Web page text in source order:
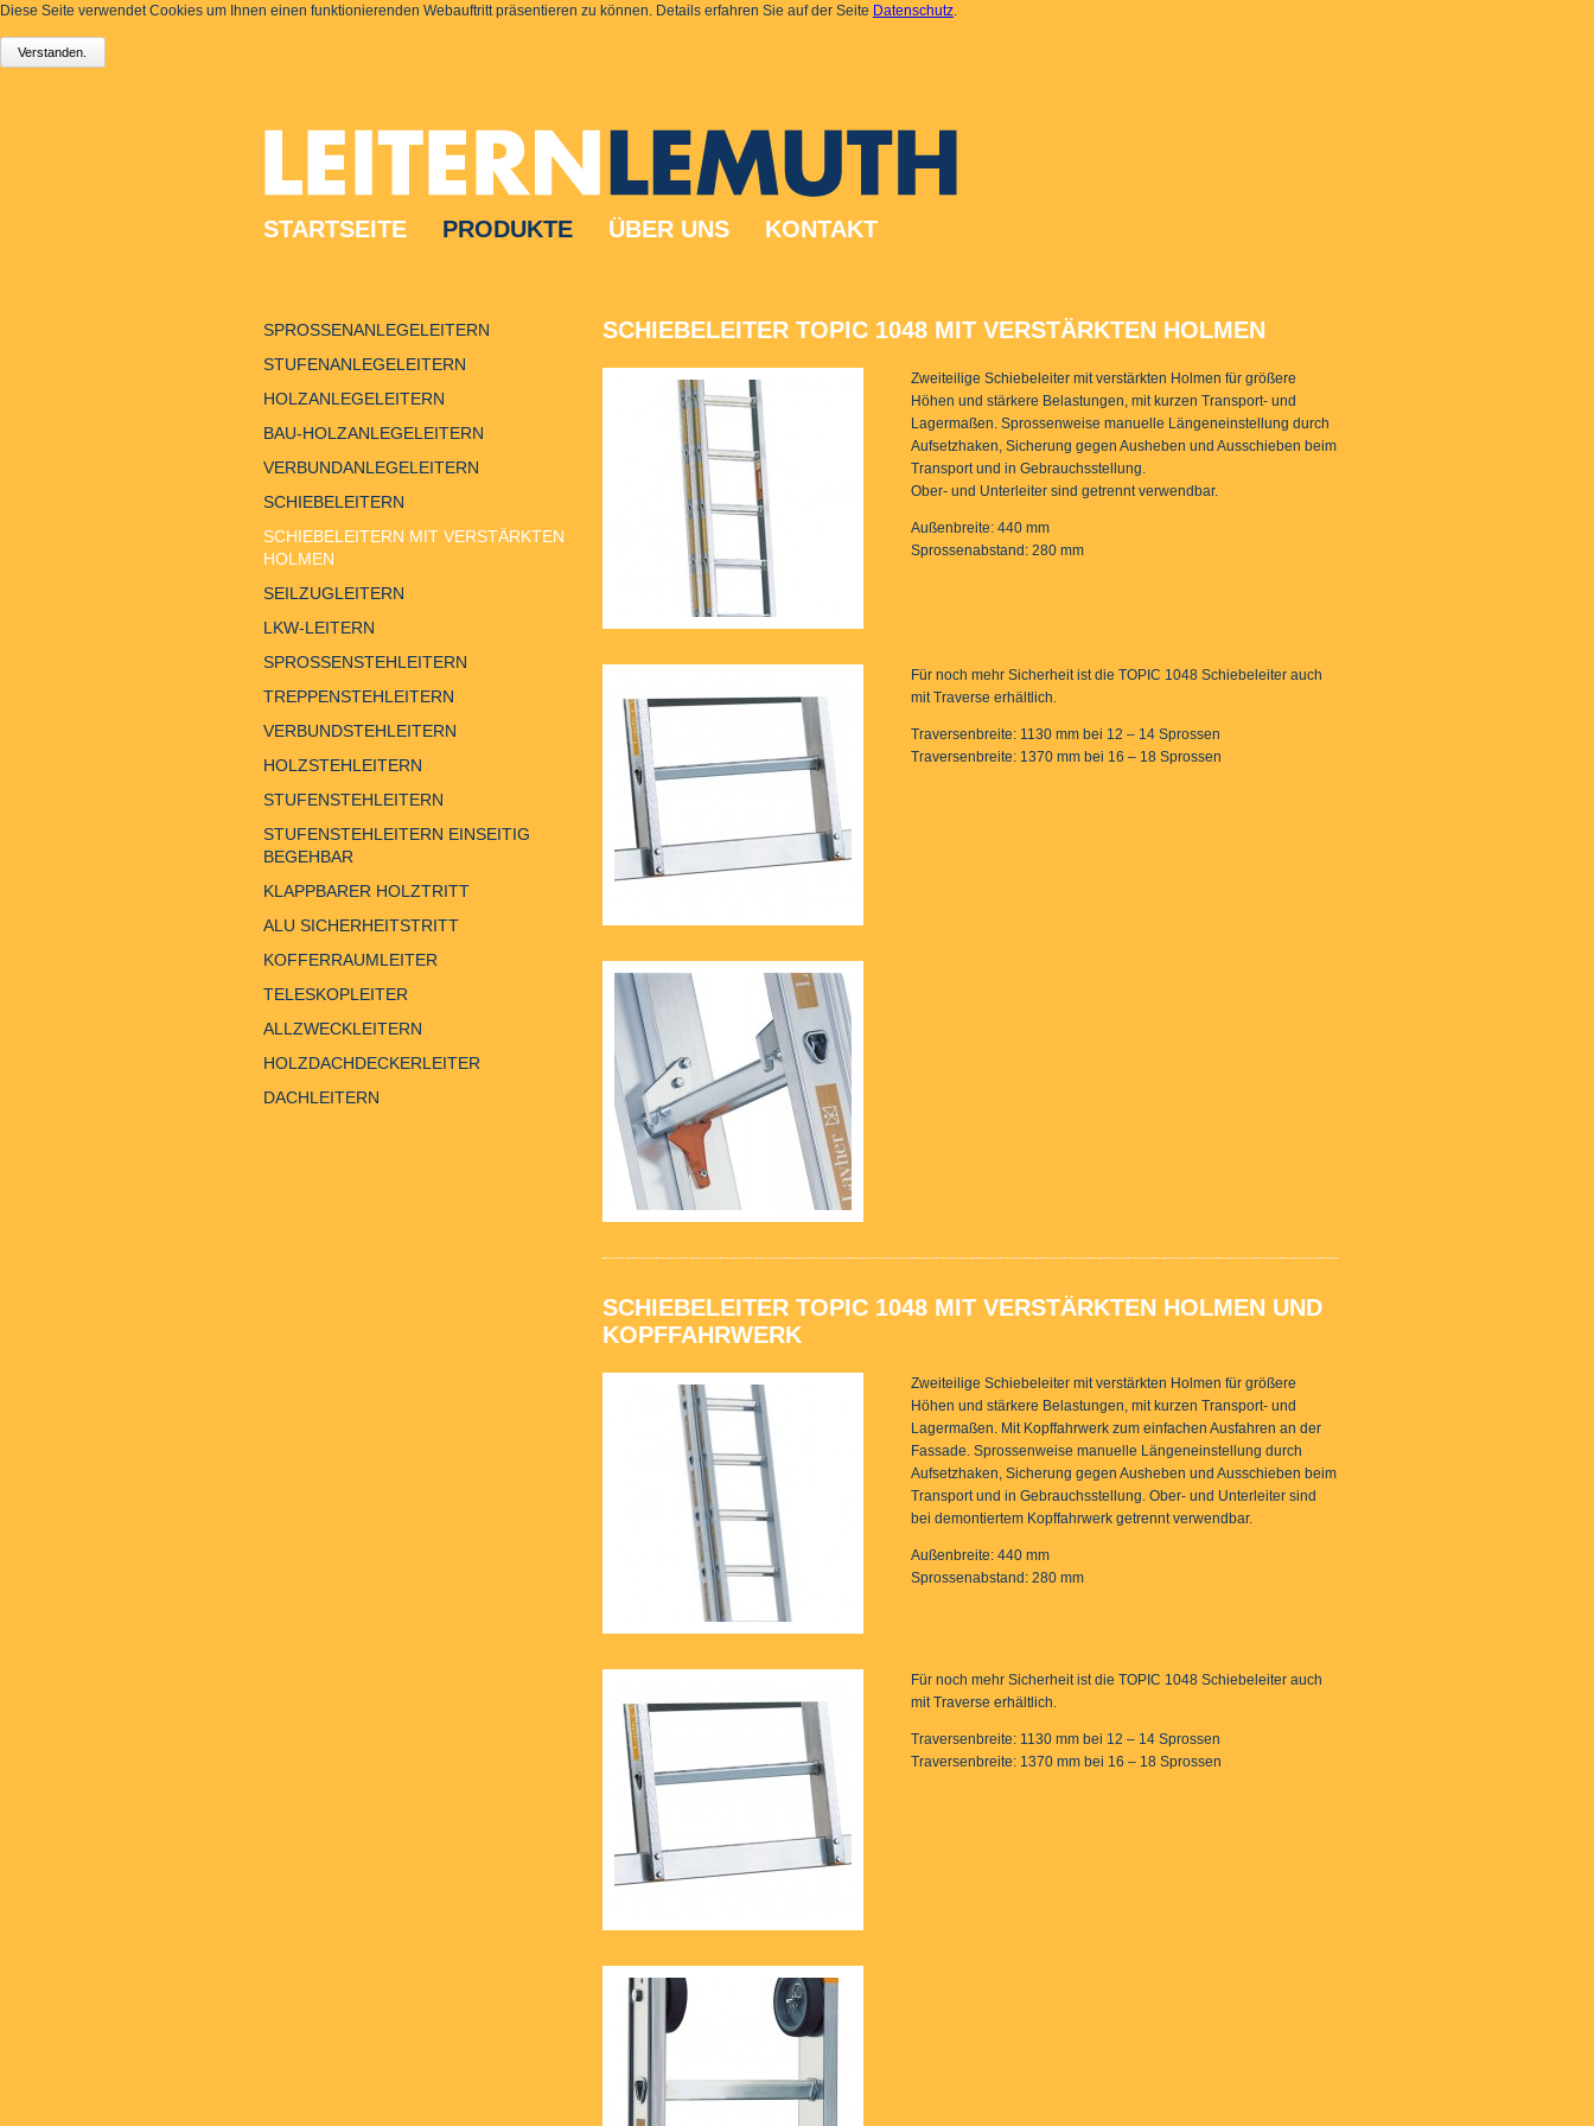
Diese Seite verwendet Cookies um Ihnen einen funktionierenden Webauftritt präsentieren zu können. Details erfahren Sie auf der Seite Datenschutz.
STARTSEITE PRODUKTE ÜBER UNS KONTAKT
SCHIEBELEITER TOPIC 1048 MIT VERSTÄRKTEN HOLMEN
Zweiteilige Schiebeleiter mit verstärkten Holmen für größere
Höhen und stärkere Belastungen, mit kurzen Transport- und
Lagermaßen. Sprossenweise manuelle Längeneinstellung durch
Aufsetzhaken, Sicherung gegen Ausheben und Ausschieben beim
Transport und in Gebrauchsstellung.
Ober- und Unterleiter sind getrennt verwendbar.
Außenbreite: 440 mm
Sprossenabstand: 280 mm
Für noch mehr Sicherheit ist die TOPIC 1048 Schiebeleiter auch
mit Traverse erhältlich.
Traversenbreite: 1130 mm bei 12 – 14 Sprossen
Traversenbreite: 1370 mm bei 16 – 18 Sprossen
SCHIEBELEITER TOPIC 1048 MIT VERSTÄRKTEN HOLMEN UND
KOPFFAHRWERK
Zweiteilige Schiebeleiter mit verstärkten Holmen für größere
Höhen und stärkere Belastungen, mit kurzen Transport- und
Lagermaßen. Mit Kopffahrwerk zum einfachen Ausfahren an der
Fassade. Sprossenweise manuelle Längeneinstellung durch
Aufsetzhaken, Sicherung gegen Ausheben und Ausschieben beim
Transport und in Gebrauchsstellung. Ober- und Unterleiter sind
bei demontiertem Kopffahrwerk getrennt verwendbar.
Außenbreite: 440 mm
Sprossenabstand: 280 mm
Für noch mehr Sicherheit ist die TOPIC 1048 Schiebeleiter auch
mit Traverse erhältlich.
Traversenbreite: 1130 mm bei 12 – 14 Sprossen
Traversenbreite: 1370 mm bei 16 – 18 Sprossen
SPROSSENANLEGELEITERN
STUFENANLEGELEITERN
HOLZANLEGELEITERN
BAU-HOLZANLEGELEITERN
VERBUNDANLEGELEITERN
SCHIEBELEITERN
SCHIEBELEITERN MIT VERSTÄRKTEN
HOLMEN
SEILZUGLEITERN
LKW-LEITERN
SPROSSENSTEHLEITERN
TREPPENSTEHLEITERN
VERBUNDSTEHLEITERN
HOLZSTEHLEITERN
STUFENSTEHLEITERN
STUFENSTEHLEITERN EINSEITIG
BEGEHBAR
KLAPPBARER HOLZTRITT
ALU SICHERHEITSTRITT
KOFFERRAUMLEITER
TELESKOPLEITER
ALLZWECKLEITERN
HOLZDACHDECKERLEITER
DACHLEITERN